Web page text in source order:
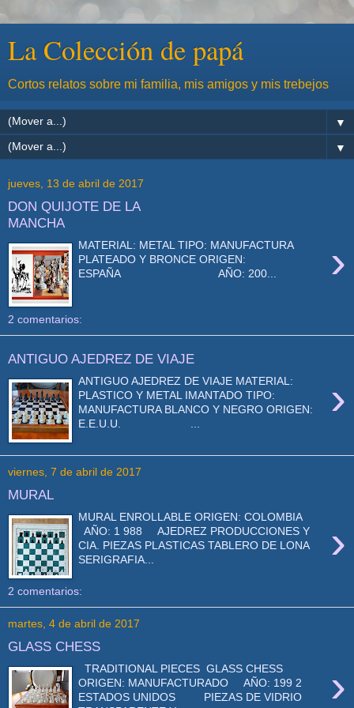
La Colección de papá
Cortos relatos sobre mi familia, mis amigos y mis trebejos
▼
▼
jueves, 13 de abril de 2017
DON QUIJOTE DE LA
MANCHA
›
MATERIAL: METAL TIPO: MANUFACTURA
PLATEADO Y BRONCE ORIGEN:
ESPAÑA AÑO: 200...
2 comentarios:
ANTIGUO AJEDREZ DE VIAJE
›
ANTIGUO AJEDREZ DE VIAJE MATERIAL:
PLASTICO Y METAL IMANTADO TIPO:
MANUFACTURA BLANCO Y NEGRO ORIGEN:
E.E.U.U. ...
viernes, 7 de abril de 2017
MURAL
›
MURAL ENROLLABLE ORIGEN: COLOMBIA
AÑO: 1 988 AJEDREZ PRODUCCIONES Y
CIA. PIEZAS PLASTICAS TABLERO DE LONA
SERIGRAFIA...
2 comentarios:
martes, 4 de abril de 2017
GLASS CHESS
›
TRADITIONAL PIECES GLASS CHESS
ORIGEN: MANUFACTURADO AÑO: 199 2
ESTADOS UNIDOS PIEZAS DE VIDRIO